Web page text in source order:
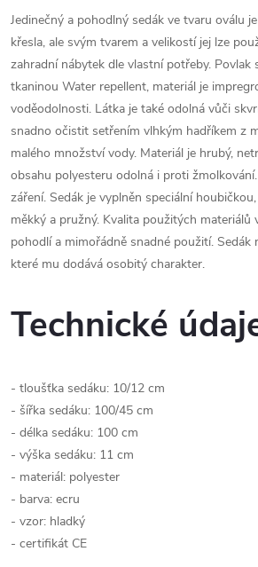
Jedinečný a pohodlný sedák ve tvaru oválu
křesla, ale svým tvarem a velikostí jej lze
zahradní nábytek dle vlastní potřeby. Povlak
tkaninou Water repellent, materiál je
voděodolnosti. Látka je také odolná vůči
snadno očistit setřením vlhkým hadříkem z
malého množství vody. Materiál je hrubý,
obsahu polyesteru odolná i proti
záření. Sedák je vyplněn speciální
měkký a pružný. Kvalita použitých materiálů
pohodlí a mimořádně snadné použití. Sedák
které mu dodává osobitý charakter.
Technické
- tloušťka sedáku: 10/12 cm
- šířka sedáku: 100/45 cm
- délka sedáku: 100 cm
- výška sedáku: 11 cm
- materiál: polyester
- barva: ecru
- vzor: hladký
- certifikát CE